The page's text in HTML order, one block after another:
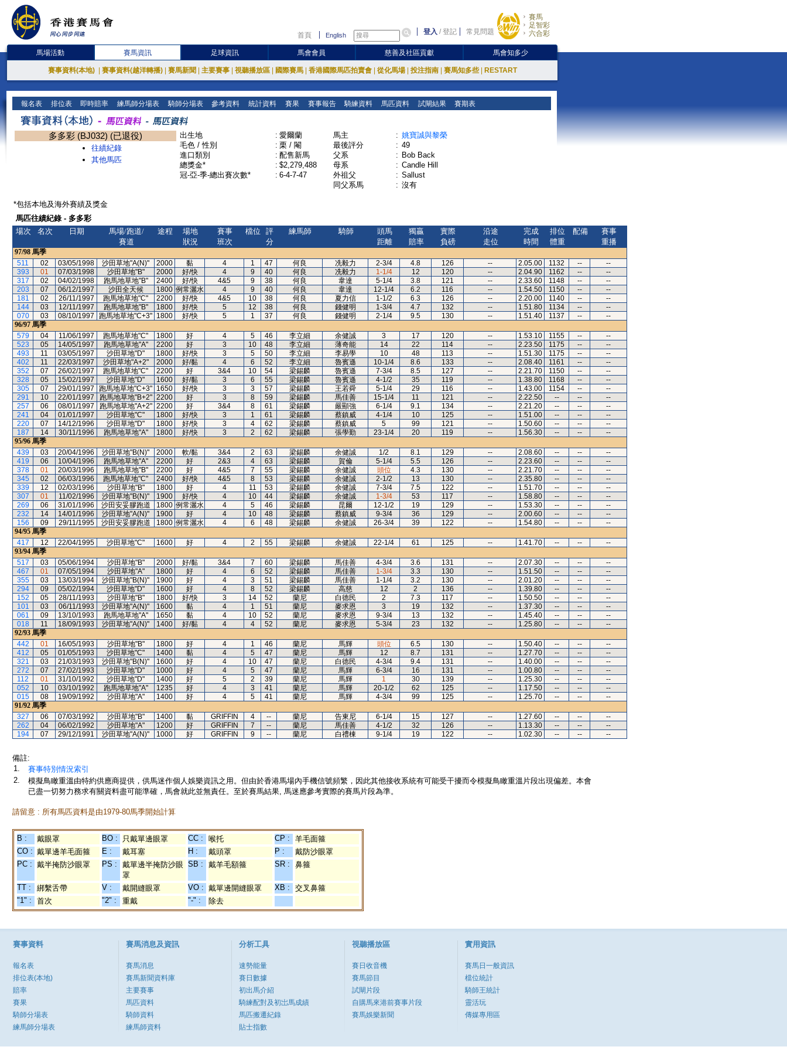
首頁 English 登入 /登記 常見問題
賽馬
足智彩
六合彩
馬場活動 賽馬資訊 足球資訊 馬會會員 慈善及社區貢獻 馬會知多少
賽事資料(本地) 賽事資料(越洋轉播) 賽馬新聞 主要賽事 視聽播放區 國際賽馬 香港國際馬匹拍賣會 從化馬場 投注指南 賽馬知多些 RESTART
報名表 排位表 即時賠率 練馬師分場表 騎師分場表 參考資料 統計資料 賽果 賽事報告 騎練資料 馬匹資料 試閘結果 賽期表
多多彩 (BJ032) (已退役)
往績紀錄
其他馬匹
出生地 : 愛爾蘭
毛色 / 性別
: 栗 / 閹
進口類別
: 配售新馬
總獎金*
: $2,279,488
冠-亞-季-總出賽次數*
: 6-4-7-47
馬主 : 姚寶誠與黎榮
最後評分
: 49
父系
: Bob Back
母系
: Candle Hill
外祖父
: Sallust
同父系馬
: 沒有
*包括本地及海外賽績及獎金
馬匹往績紀錄 - 多多彩
場次
名次 日期
馬場/跑道/
賽道
途程
場地
狀況
賽事
班次
檔位
評
分
練馬師 騎師
頭馬
距離
獨贏
賠率
實際
負磅
沿途
走位
完成
時間
排位
體重
配備
賽事
重播
97/98 馬季
511
02 03/05/1998 沙田草地"A(N)" 2000 黏 4 1 47 何良 冼毅力 2-3/4 4.8 126 -- 2.05.00 1132 --
--
393
01 07/03/1998 沙田草地"B" 2000 好/快 4 9 40 何良 冼毅力 1-1/4 12 120 -- 2.04.90 1162 --
--
317
02 04/02/1998 跑馬地草地"B" 2400 好/快 4&5 9 38 何良 韋達 5-1/4 3.8 121 -- 2.33.60 1148 --
--
203
07 06/12/1997 沙田全天候 1800 例常灑水 4 9 40 何良 韋達 12-1/4 6.2 116 -- 1.54.50 1150 --
--
181
02 26/11/1997 跑馬地草地"C" 2200 好/快 4&5 10 38 何良 夏力信 1-1/2 6.3 126 -- 2.20.00 1140 --
--
144
03 12/11/1997 跑馬地草地"B" 1800 好/快 5 12 38 何良 錢健明 1-3/4 4.7 132 -- 1.51.80 1134 --
--
070
03 08/10/1997 跑馬地草地"C+3" 1800 好/快 5 1 37 何良 錢健明 2-1/4 9.5 130 -- 1.51.40 1137 --
--
96/97 馬季
579
04 11/06/1997 跑馬地草地"C" 1800 好 4 5 46 李立細 余健誠 3 17 120 -- 1.53.10 1155 --
--
523
05 14/05/1997 跑馬地草地"A" 2200 好 3 10 48 李立細 薄奇能 14 22 114 -- 2.23.50 1175 --
--
493
11 03/05/1997 沙田草地"D" 1800 好/快 3 5 50 李立細 李易學 10 48 113 -- 1.51.30 1175 --
--
402
11 22/03/1997 沙田草地"A+2" 2000 好/黏 4 6 52 李立細 魯賓遜 10-1/4 8.6 133 -- 2.08.40 1161 --
--
352
07 26/02/1997 跑馬地草地"C" 2200 好 3&4 10 54 梁錫麟 魯賓遜 7-3/4 8.5 127 -- 2.21.70 1150 --
--
328
05 15/02/1997 沙田草地"D" 1600 好/黏 3 6 55 梁錫麟 魯賓遜 4-1/2 35 119 -- 1.38.80 1168 --
--
305
07 29/01/1997 跑馬地草地"C+3" 1650 好/快 3 3 57 梁錫麟 王若舜 5-1/4 29 116 -- 1.43.00 1154 --
--
291
10 22/01/1997 跑馬地草地"B+2" 2200 好 3 8 59 梁錫麟 馬佳善 15-1/4 11 121 -- 2.22.50 -- --
--
257
06 08/01/1997 跑馬地草地"A+2" 2200 好 3&4 8 61 梁錫麟 嚴顯強 6-1/4 9.1 134 -- 2.21.20 -- --
--
241
04 01/01/1997 沙田草地"C" 1800 好/快 3 1 61 梁錫麟 蔡鎮威 4-1/4 10 125 -- 1.51.00 -- --
--
220
07 14/12/1996 沙田草地"D" 1800 好/快 3 4 62 梁錫麟 蔡鎮威 5 99 121 -- 1.50.60 -- --
--
187
14 30/11/1996 跑馬地草地"A" 1800 好/快 3 2 62 梁錫麟 張學勤 23-1/4 20 119 -- 1.56.30 -- --
--
95/96 馬季
439
03 20/04/1996 沙田草地"B(N)" 2000 軟/黏 3&4 2 63 梁錫麟 余健誠 1/2 8.1 129 -- 2.08.60 -- --
--
419
06 10/04/1996 跑馬地草地"A" 2200 好 2&3 4 63 梁錫麟 賀倫 5-1/4 5.5 126 -- 2.23.60 -- --
--
378
01 20/03/1996 跑馬地草地"B" 2200 好 4&5 7 55 梁錫麟 余健誠 頭位 4.3 130 -- 2.21.70 -- --
--
345
02 06/03/1996 跑馬地草地"C" 2400 好/快 4&5 8 53 梁錫麟 余健誠 2-1/2 13 130 -- 2.35.80 -- --
--
339
12 02/03/1996 沙田草地"B" 1800 好 4 11 53 梁錫麟 余健誠 7-3/4 7.5 122 -- 1.51.70 -- --
--
307
01 11/02/1996 沙田草地"B(N)" 1900 好/快 4 10 44 梁錫麟 余健誠 1-3/4 53 117 -- 1.58.80 -- --
--
269
06 31/01/1996 沙田安妥膠跑道 1800 例常灑水 4 5 46 梁錫麟 昆爾 12-1/2 19 129 -- 1.53.30 -- --
--
232
14 14/01/1996 沙田草地"A(N)" 1900 好 4 10 48 梁錫麟 蔡鎮威 9-3/4 36 129 -- 2.00.60 -- --
--
156
09 29/11/1995 沙田安妥膠跑道 1800 例常灑水 4 6 48 梁錫麟 余健誠 26-3/4 39 122 -- 1.54.80 -- --
--
94/95 馬季
417
12 22/04/1995 沙田草地"C" 1600 好 4 2 55 梁錫麟 余健誠 22-1/4 61 125 -- 1.41.70 -- --
--
93/94 馬季
517
03 05/06/1994 沙田草地"B" 2000 好/黏 3&4 7 60 梁錫麟 馬佳善 4-3/4 3.6 131 -- 2.07.30 -- --
--
467
01 07/05/1994 沙田草地"A" 1800 好 4 6 52 梁錫麟 馬佳善 1-3/4 3.3 130 -- 1.51.50 -- --
--
355
03 13/03/1994 沙田草地"B(N)" 1900 好 4 3 51 梁錫麟 馬佳善 1-1/4 3.2 130 -- 2.01.20 -- --
--
294
09 05/02/1994 沙田草地"D" 1600 好 4 8 52 梁錫麟 高慈 12 2 136 -- 1.39.80 -- --
--
152
05 28/11/1993 沙田草地"B" 1800 好/快 3 14 52 蘭尼 白德民 2 7.3 117 -- 1.50.50 -- --
--
101
03 06/11/1993 沙田草地"A(N)" 1600 黏 4 1 51 蘭尼 麥求恩 3 19 132 -- 1.37.30 -- --
--
061
09 13/10/1993 跑馬地草地"A" 1650 黏 4 10 52 蘭尼 麥求恩 9-3/4 13 132 -- 1.45.40 -- --
--
018
11 18/09/1993 沙田草地"A(N)" 1400 好/黏 4 4 52 蘭尼 麥求恩 5-3/4 23 132 -- 1.25.80 -- --
--
92/93 馬季
442
01 16/05/1993 沙田草地"B" 1800 好 4 1 46 蘭尼 馬輝 頭位 6.5 130 -- 1.50.40 -- --
--
412
05 01/05/1993 沙田草地"C" 1400 黏 4 5 47 蘭尼 馬輝 12 8.7 131 -- 1.27.70 -- --
--
321
03 21/03/1993 沙田草地"B(N)" 1600 好 4 10 47 蘭尼 白德民 4-3/4 9.4 131 -- 1.40.00 -- --
--
272
07 27/02/1993 沙田草地"D" 1000 好 4 5 47 蘭尼 馬輝 6-3/4 16 131 -- 1.00.80 -- --
--
112
01 31/10/1992 沙田草地"D" 1400 好 5 2 39 蘭尼 馬輝 1 30 139 -- 1.25.30 -- --
--
052
10 03/10/1992 跑馬地草地"A" 1235 好 4 3 41 蘭尼 馬輝 20-1/2 62 125 -- 1.17.50 -- --
--
015
08 19/09/1992 沙田草地"A" 1400 好 4 5 41 蘭尼 馬輝 4-3/4 99 125 -- 1.25.70 -- --
--
91/92 馬季
327
06 07/03/1992 沙田草地"B" 1400 黏 GRIFFIN 4 -- 蘭尼 告東尼 6-1/4 15 127 -- 1.27.60 -- --
--
262
04 06/02/1992 沙田草地"A" 1200 好 GRIFFIN 7 -- 蘭尼 馬佳善 4-1/2 32 126 -- 1.13.30 -- --
--
194
07 29/12/1991 沙田草地"A(N)" 1000 好 GRIFFIN 9 -- 蘭尼 白禮棟 9-1/4 19 122 -- 1.02.30 -- -- --
備註:
1.
賽事特別情況索引
2.
模擬鳥瞰重溫由特約供應商提供，供馬迷作個人娛樂資訊之用。但由於香港馬場內手機信號頻繁，因此其他接收系統有可能受干擾而令模擬鳥瞰重溫片段出現偏差。本會
已盡一切努力務求有關資料盡可能準確，馬會就此並無責任。至於賽馬結果, 馬迷應參考實際的賽馬片段為準。
請留意 : 所有馬匹資料是由1979-80馬季開始計算
B : 戴眼罩 BO : 只戴單邊眼罩 CC : 喉托 CP :
羊毛面箍
CO : 戴單邊羊毛面箍 E : 戴耳塞 H : 戴頭罩 P :
戴防沙眼罩
PC : 戴半掩防沙眼罩 PS :
戴單邊半掩防沙眼
罩
SB : 戴羊毛額箍 SR : 鼻箍
TT : 綁繫舌帶 V : 戴開縫眼罩 VO : 戴單邊開縫眼罩 XB :
交叉鼻箍
"1" :
首次 "2" : 重戴 "-" : 除去
賽事資料
報名表
排位表(本地)
賠率
賽果
騎師分場表
練馬師分場表
賽馬消息及資訊
賽馬消息
賽馬新聞資料庫
主要賽事
馬匹資料
騎師資料
練馬師資料
分析工具
速勢能量
賽日數據
初出馬介紹
騎練配對及初岀馬成績
馬匹搬遷紀錄
貼士指數
視聽播放區
賽日收音機
賽馬節目
試閘片段
自購馬來港前賽事片段
賽馬娛樂新聞
實用資訊
賽馬日一般資訊
檔位統計
騎師王統計
靈活玩
傳媒專用區